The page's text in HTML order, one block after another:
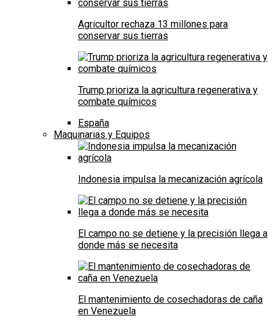
Agricultor rechaza 13 millones para
conservar sus tierras
Trump prioriza la agricultura regenerativa y
combate químicos
España
Maquinarias y Equipos
Indonesia impulsa la mecanización agrícola
El campo no se detiene y la precisión llega a
donde más se necesita
El mantenimiento de cosechadoras de caña
en Venezuela